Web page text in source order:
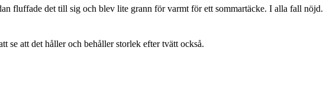
fluffade det till sig och blev lite grann för varmt för ett sommartäcke. I alla fall nöjd.
se att det håller och behåller storlek efter tvätt också.